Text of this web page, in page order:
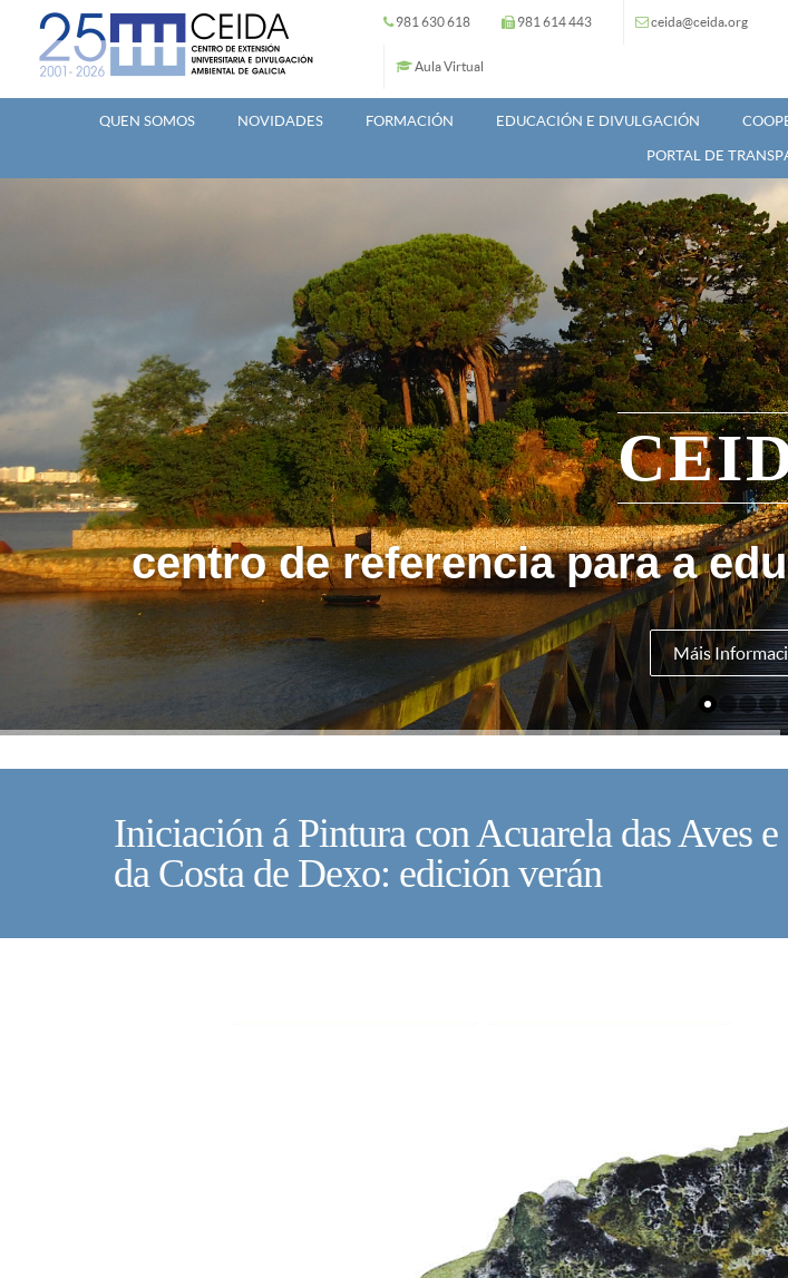
Ir o contido principal 981 630 618 981 614 443 ceida@ceida.org
Aula Virtual
QUEN SOMOS NOVIDADES FORMACIÓN EDUCACIÓN E DIVULGACIÓN
PORTAL DE
centro de referencia para a
Máis
Iniciación á Pintura con Acuarela das Aves e
da Costa de Dexo: edición verán